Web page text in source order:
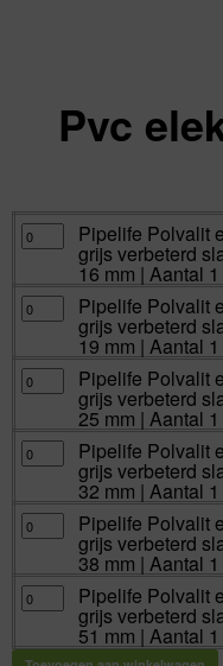
Pvc
Pipelife
Polvalit
elektrabuis
verbeterd
slagvast
glad
m
16
mm
1
aantal
Pipelife Polvalit
grijs verbeterd
16 mm | Aantal 1
Pipelife
Polvalit
elektrabuis
verbeterd
slagvast
glad
m
19
mm
1
aantal
Pipelife Polvalit
grijs verbeterd
19 mm | Aantal 1
Pipelife
Polvalit
elektrabuis
verbeterd
slagvast
glad
m
25
mm
1
aantal
Pipelife Polvalit
grijs verbeterd
25 mm | Aantal 1
Pipelife
Polvalit
elektrabuis
verbeterd
slagvast
glad
m
32
mm
1
Pipelife Polvalit
grijs verbeterd
32 mm | Aantal 1
Pipelife
Polvalit
elektrabuis
verbeterd
slagvast
glad
4
m
Pipelife Polvalit
grijs verbeterd
38 mm | Aantal 1
Pipelife
Polvalit
elektrabuis
verbeterd
Pipelife Polvalit
grijs verbeterd
51 mm | Aantal 1